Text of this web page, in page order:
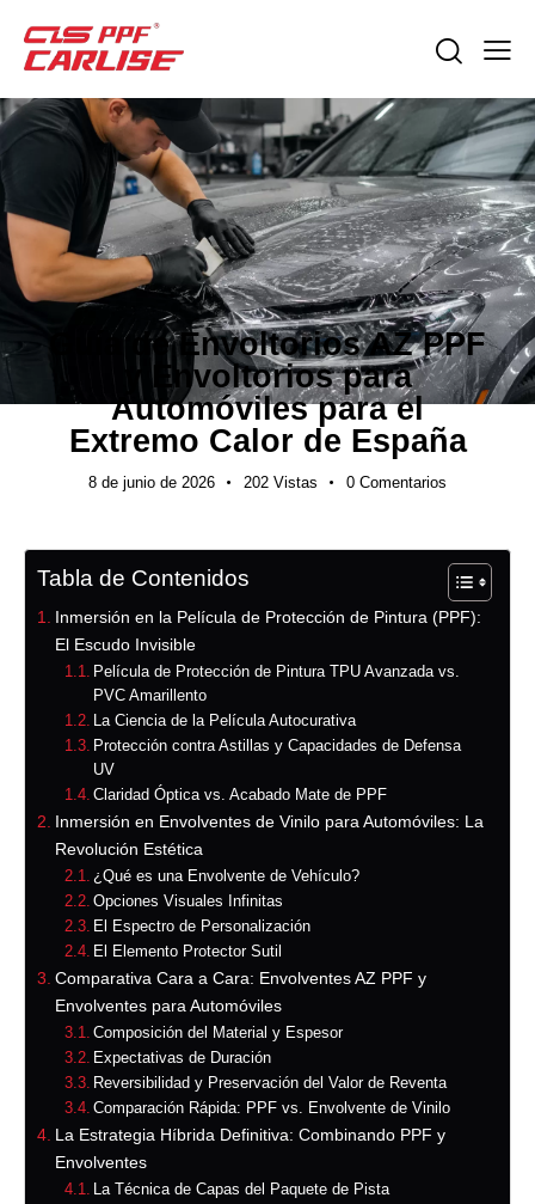
NOTICIAS DE LA INDUSTRIA
Guía de Envoltorios AZ PPF
y Envoltorios para
Automóviles para el
Extremo Calor de España
8 de junio de 2026 202 Vistas 0 Comentarios
Tabla de Contenidos
Inmersión en la Película de Protección de Pintura (PPF):
El Escudo Invisible
Película de Protección de Pintura TPU Avanzada vs.
PVC Amarillento
La Ciencia de la Película Autocurativa
Protección contra Astillas y Capacidades de Defensa
UV
Claridad Óptica vs. Acabado Mate de PPF
Inmersión en Envolventes de Vinilo para Automóviles: La
Revolución Estética
¿Qué es una Envolvente de Vehículo?
Opciones Visuales Infinitas
El Espectro de Personalización
El Elemento Protector Sutil
Comparativa Cara a Cara: Envolventes AZ PPF y
Envolventes para Automóviles
Composición del Material y Espesor
Expectativas de Duración
Reversibilidad y Preservación del Valor de Reventa
Comparación Rápida: PPF vs. Envolvente de Vinilo
La Estrategia Híbrida Definitiva: Combinando PPF y
Envolventes
La Técnica de Capas del Paquete de Pista